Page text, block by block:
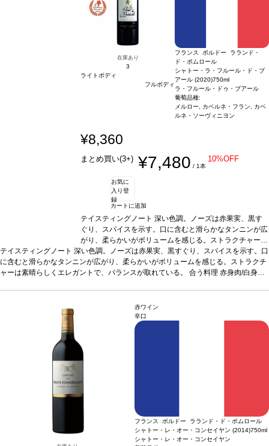
在庫あり
3
ライトボディ
フルボディ
フランス ボルドー ラランド・
ド・ポムロール
シャトー・ラ・フルール・ド・ブ
アール (2020)750ml
ラ・フルール・ドゥ・ブアール
葡萄品種:
メルロー, カベルネ・フラン, カベ
ルネ・ソーヴィニヨン
¥8,360
まとめ買い(3+) ¥7,480 / 1本
10%OFF
お気に
入り登
録
カートに追加
テイスティングノート深い色調。ノーズは赤果実、黒す
ぐり、スパイスを示す。口に含むと滑らかなタンニンが広
がり、柔らかいがボリュームを感じる。ストラクチャーは
素晴らしくエレガントで、バランスが取れている。合う
料理赤身肉/白身肉、ローストチキン、鴨、コールドカッ
ト、チーズなどと好相性葡萄品種メルロー 80%、カベル
同様の場合は自動的に次のヴィンテージに変更されます、
ご了承ください。
テイスティングノート 深い色調。ノーズは赤果実、黒すぐり、スパイスを示す。口
に含むと滑らかなタンニンが広がり、柔らかいがボリュームを感じる。ストラクチ
ャーは素晴らしくエレガントで、バランスが取れている。 合う料理 赤身肉/白身
ィンテージが在庫切れの場合、在庫があり価格が同様の場合は自動的に次のヴィン
テージに変更されます、ご了承ください。
赤ワイン
辛口
フランス ボルドー ラランド・ド・ポムロール
シャトー・レ・オー・コンセイヤン (2014)750ml
シャトー・レ・オー・コンセイヤン